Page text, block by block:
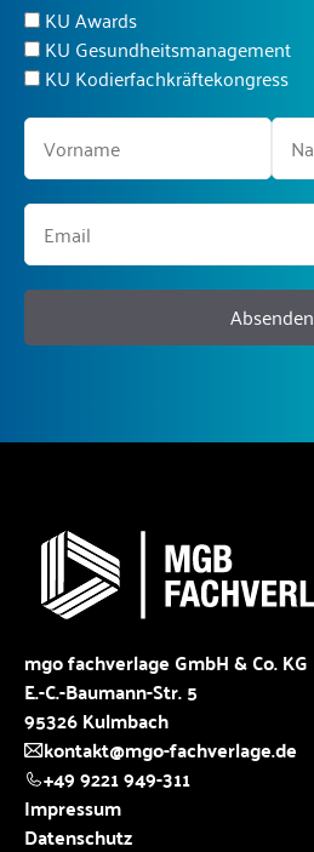
KU Awards
KU Gesundheitsmanagement
KU Kodierfachkräftekongress
Absenden
mgo fachverlage GmbH & Co. KG
E.-C.-Baumann-Str. 5
95326 Kulmbach
kontakt@mgo-fachverlage.de
+49 9221 949-311
Impressum
Datenschutz